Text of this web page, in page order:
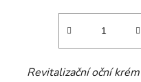
Revitalizační oční